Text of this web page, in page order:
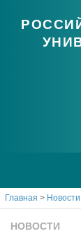
Часто
О РГУ
Учёный
Главная > Новости
НОВОСТИ